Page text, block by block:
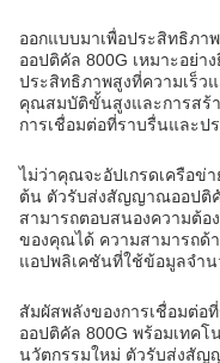
ออกแบบมาเพื่อประสิทธิภ
ออปติคัล 800G เหมาะอย่า
ประสิทธิภาพสูงที่ความเร็ว
คุณสมบัติขั้นสูงและการสร้
การเชื่อมต่อที่ราบรื่นและป
ไม่ว่าคุณจะอัปเกรดเครือข่
ต้น ตัวรับส่งสัญญาณออปติ
สามารถตอบสนองความต้อ
ของคุณได้ ความสามารถด้
แอปพลิเคชันที่ใช้ข้อมูลจำ
สัมผัสพลังของการเชื่อมต่
ออปติคัล 800G พร้อมเทค
นวัตกรรมใหม่ ตัวรับส่งสัญ